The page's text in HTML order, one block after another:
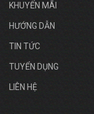
KHUYẾN MÃI
HƯỚNG DẪN
TIN TỨC
TUYỂN DỤNG
LIÊN HỆ